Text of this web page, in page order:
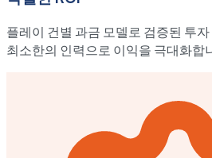
플레이 건별 과금 모델로 검증된 투
최소한의 인력으로 이익을 극대화합